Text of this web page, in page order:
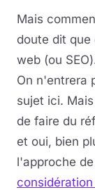
Mais
doute dit
web (ou
On n'entrera
sujet ici.
de faire du
et oui, bien
l'approche